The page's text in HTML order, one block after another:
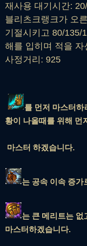
재사용 대기시간:
블리츠크랭크가 오
기절시키고 80/135/
해를 입히며 적을
사정거리: 925
를 먼저 마스터
황이 나올때를 위해 먼
마스터 하겠습니다.
는 공속 이속 증가
는 큰 메리트는 없
마스터하겠습니다.